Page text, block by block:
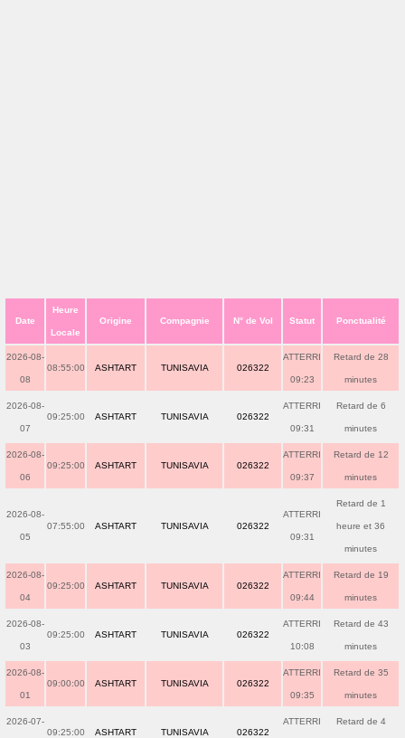
Date
Heure
Locale
Origine Compagnie N° de Vol Statut Ponctualité
2026-08-
08
08:55:00 ASHTART TUNISAVIA 026322
ATTERRI
09:23
Retard de 28
minutes
2026-08-
07
09:25:00 ASHTART TUNISAVIA 026322
ATTERRI
09:31
Retard de 6
minutes
2026-08-
06
09:25:00 ASHTART TUNISAVIA 026322
ATTERRI
09:37
Retard de 12
minutes
2026-08-
05
07:55:00 ASHTART TUNISAVIA 026322
ATTERRI
09:31
Retard de 1
heure et 36
minutes
2026-08-
04
09:25:00 ASHTART TUNISAVIA 026322
ATTERRI
09:44
Retard de 19
minutes
2026-08-
03
09:25:00 ASHTART TUNISAVIA 026322
ATTERRI
10:08
Retard de 43
minutes
2026-08-
01
09:00:00 ASHTART TUNISAVIA 026322
ATTERRI
09:35
Retard de 35
minutes
2026-07-
09:25:00 ASHTART TUNISAVIA 026322
ATTERRI Retard de 4